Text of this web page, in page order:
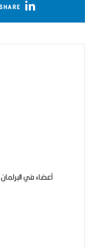
SHARE
أعضاء في